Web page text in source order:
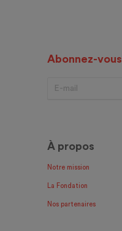
Abonnez-vous
À propos
Notre mission
La Fondation
Nos partenaires